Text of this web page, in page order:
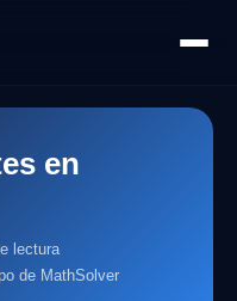
en
lectura
de MathSolver